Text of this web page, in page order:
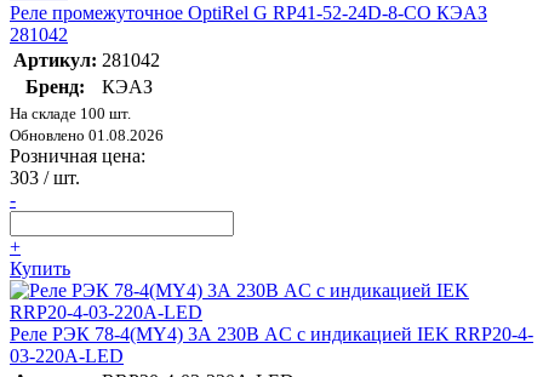
Реле промежуточное OptiRel G RP41-52-24D-8-CO КЭАЗ
281042
Артикул: 281042
Бренд:
КЭАЗ
На складе 100 шт.
Обновлено 01.08.2026
Розничная цена:
303 / шт.
-
+
Купить
Реле РЭК 78-4(MY4) 3А 230В AC с индикацией IEK RRP20-4-
03-220A-LED